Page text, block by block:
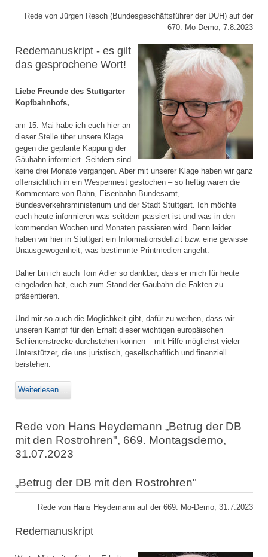
Rede von Jürgen Resch (Bundesgeschäftsführer der DUH) auf der
670. Mo-Demo, 7.8.2023
Redemanuskript - es gilt
das gesprochene Wort!
Liebe Freunde des Stuttgarter
Kopfbahnhofs,
am 15. Mai habe ich euch hier an
dieser Stelle über unsere Klage
gegen die geplante Kappung der
Gäubahn informiert. Seitdem sind
keine drei Monate vergangen. Aber mit unserer Klage haben wir ganz
offensichtlich in ein Wespennest gestochen – so heftig waren die
Kommentare von Bahn, Eisenbahn-Bundesamt,
Bundesverkehrsministerium und der Stadt Stuttgart. Ich möchte
euch heute informieren was seitdem passiert ist und was in den
kommenden Wochen und Monaten passieren wird. Denn leider
haben wir hier in Stuttgart ein Informationsdefizit bzw. eine gewisse
Unausgewogenheit, was bestimmte Printmedien angeht.
Daher bin ich auch Tom Adler so dankbar, dass er mich für heute
eingeladen hat, euch zum Stand der Gäubahn die Fakten zu
präsentieren.
Und mir so auch die Möglichkeit gibt, dafür zu werben, dass wir
unseren Kampf für den Erhalt dieser wichtigen europäischen
Schienenstrecke durchstehen können – mit Hilfe möglichst vieler
Unterstützer, die uns juristisch, gesellschaftlich und finanziell
beistehen.
Weiterlesen ...
Rede von Hans Heydemann „Betrug der DB
mit den Rostrohren", 669. Montagsdemo,
31.07.2023
„Betrug der DB mit den Rostrohren"
Rede von Hans Heydemann auf der 669. Mo-Demo, 31.7.2023
Redemanuskript